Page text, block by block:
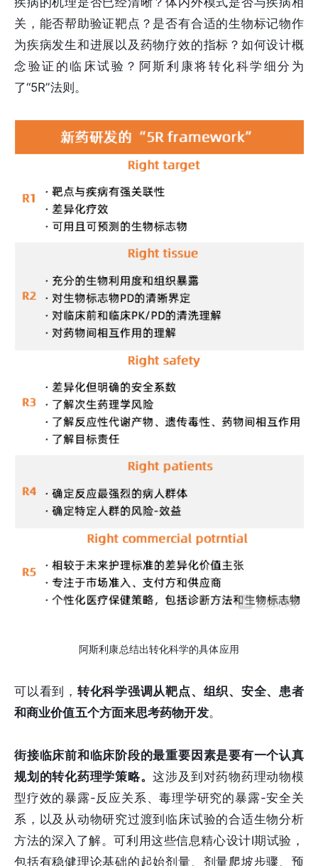
关，能否帮助验证靶点？是否有合适的生物标记物作
为疾病发生和进展以及药物疗效的指标？如何设计概
念验证的临床试验？阿斯利康将转化科学细分为
了“5R”法则。
阿斯利康总结出转化科学的具体应用
可以看到， 转化科学强调从靶点、组织、安全、患者
和商业价值五个方面来思考药物开发。
街接临床前和临床阶段的最重要因素是要有一个认真
规划的转化药理学策略。这涉及到对药物药理动物模
型疗效的暴露-反应关系、毒理学研究的暴露-安全关
系，以及从动物研究过渡到临床试验的合适生物分析
方法的深入了解。可利用这些信息精心设计I期试验，
包括有稳健理论基础的起始剂量、剂量爬坡步骤、预